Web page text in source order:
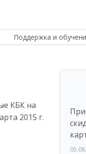
Поддержка и
КБК на
2015 г.